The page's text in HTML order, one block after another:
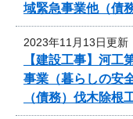
域緊急事業他（債
2023年11月13日更新
【建設工事】河
事業（暮らしの安
（債務）伐木除根